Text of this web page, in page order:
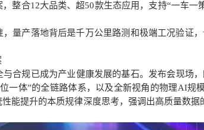
，整合12大品类、超50款生态应用，支持“一车一
量产落地背后是千万公里路测和极端工况验证
合规已成为产业健康发展的基石。发布会现场
一体”的全链路体系，以及全新视角的物理AI规
能提升的本质规律深度思考，强调出高质量数据